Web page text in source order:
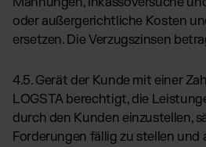
oder außergerichtliche Kosten
ersetzen. Die Verzugszinsen
4.5. Gerät der Kunde mit einer
LOGSTA berechtigt, die
durch den Kunden einzustellen,
Forderungen fällig zu stellen und